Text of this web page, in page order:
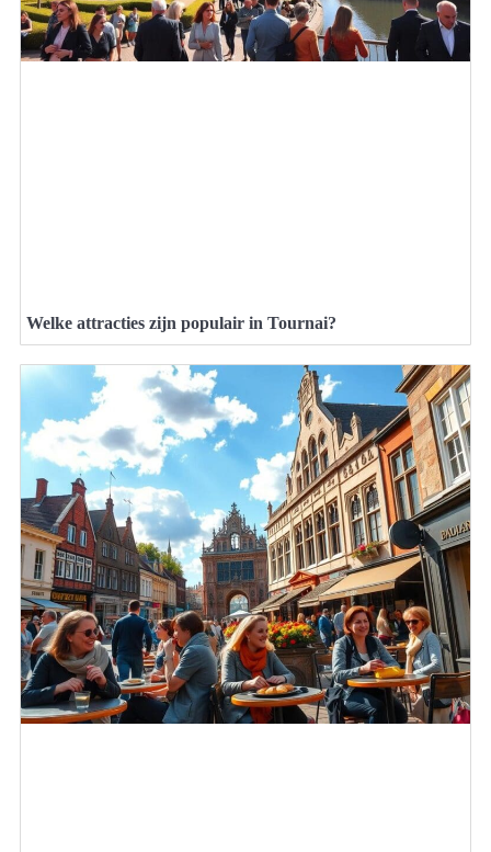
Welke attracties zijn populair in Tournai?